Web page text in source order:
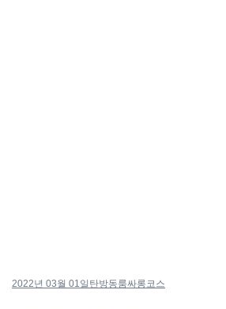
2022년 03월 01일 탄방동룸싸롱코스